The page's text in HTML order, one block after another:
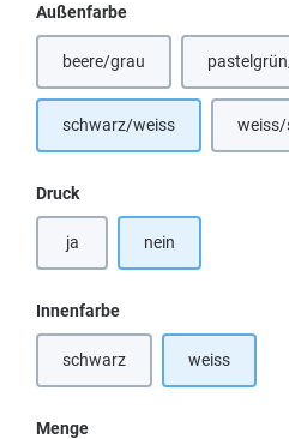
Außenfarbeauswählen
beere/grau(Diese Option ist zurzeit nicht
schwarz/weiss
Druckauswählen
ja nein
Innenfarbeauswählen
schwarz(Diese Option ist zurzeit nicht
weiss
Menge